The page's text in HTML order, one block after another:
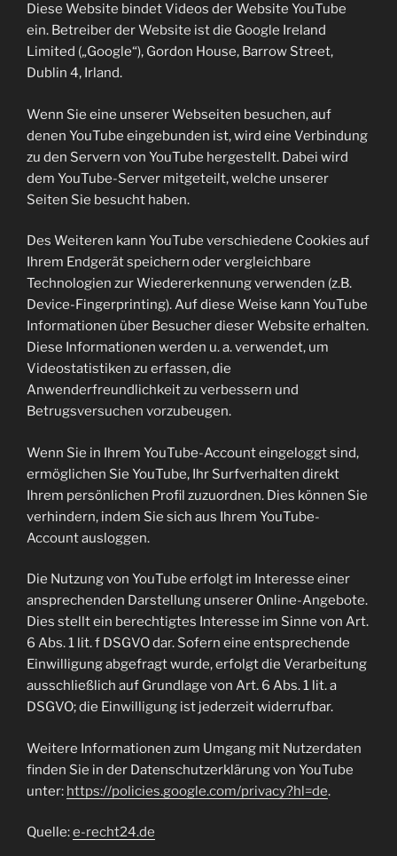
Diese Website bindet Videos der Website YouTube
ein. Betreiber der Website ist die Google Ireland
Limited („Google“), Gordon House, Barrow Street,
Dublin 4, Irland.
Wenn Sie eine unserer Webseiten besuchen, auf
denen YouTube eingebunden ist, wird eine Verbindung
zu den Servern von YouTube hergestellt. Dabei wird
dem YouTube-Server mitgeteilt, welche unserer
Seiten Sie besucht haben.
Des Weiteren kann YouTube verschiedene Cookies auf
Ihrem Endgerät speichern oder vergleichbare
Technologien zur Wiedererkennung verwenden (z.B.
Device-Fingerprinting). Auf diese Weise kann YouTube
Informationen über Besucher dieser Website erhalten.
Diese Informationen werden u. a. verwendet, um
Videostatistiken zu erfassen, die
Anwenderfreundlichkeit zu verbessern und
Betrugsversuchen vorzubeugen.
Wenn Sie in Ihrem YouTube-Account eingeloggt sind,
ermöglichen Sie YouTube, Ihr Surfverhalten direkt
Ihrem persönlichen Profil zuzuordnen. Dies können Sie
verhindern, indem Sie sich aus Ihrem YouTube-
Account ausloggen.
Die Nutzung von YouTube erfolgt im Interesse einer
ansprechenden Darstellung unserer Online-Angebote.
Dies stellt ein berechtigtes Interesse im Sinne von Art.
6 Abs. 1 lit. f DSGVO dar. Sofern eine entsprechende
Einwilligung abgefragt wurde, erfolgt die Verarbeitung
ausschließlich auf Grundlage von Art. 6 Abs. 1 lit. a
DSGVO; die Einwilligung ist jederzeit widerrufbar.
Weitere Informationen zum Umgang mit Nutzerdaten
finden Sie in der Datenschutzerklärung von YouTube
unter: https://policies.google.com/privacy?hl=de.
Quelle:e-recht24.de